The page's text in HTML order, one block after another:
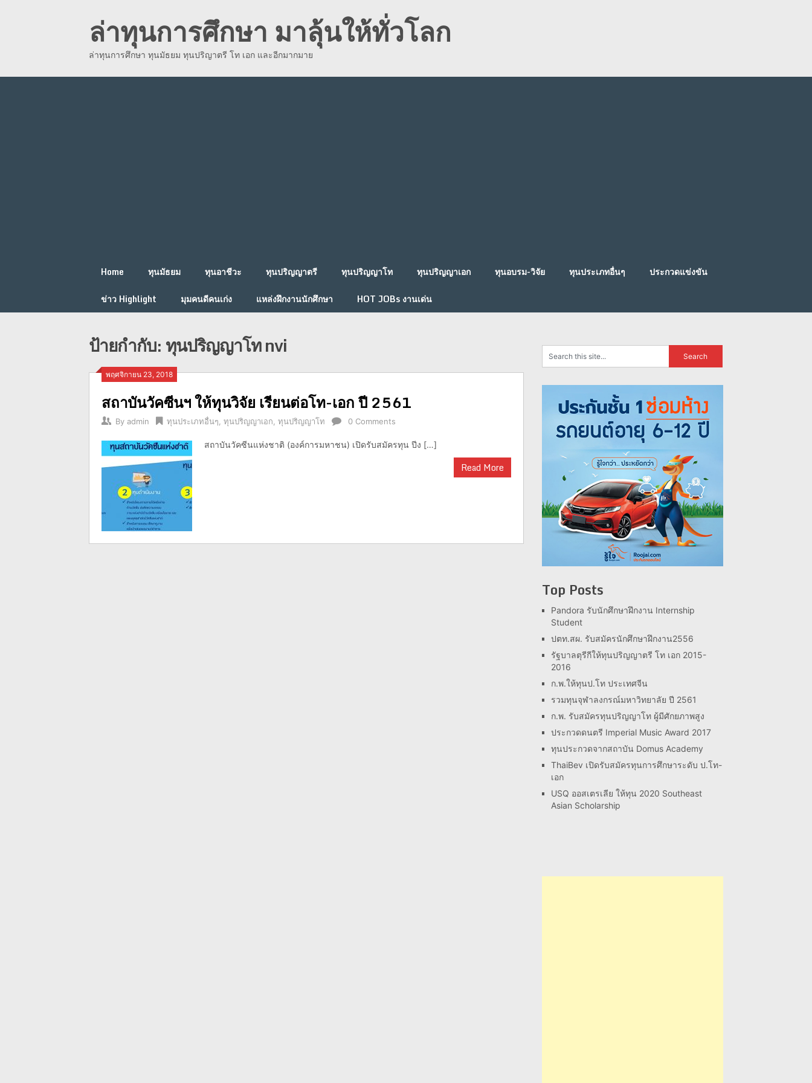
ล่าทุนการศึกษา มาลุ้นให้ทั่วโลก
ล่าทุนการศึกษา ทุนมัธยม ทุนปริญาตรี โท เอก และอีกมากมาย
Home ทุนมัธยม ทุนอาชีวะ ทุนปริญญาตรี ทุนปริญญาโท ทุนปริญญาเอก ทุนอบรม-วิจัย ทุนประเภทอื่นๆ
ประกวดแข่งขัน
ข่าว Highlight
มุมคนดีคนเก่ง แหล่งฝึกงานนักศึกษา HOT JOBs งานเด่น
ป้ายกำกับ:ทุนปริญญาโท nvi
พฤศจิกายน 23, 2018
สถาบันวัคซีนฯ ให้ทุนวิจัย เรียนต่อโท-เอก ปี 2561
By admin ทุนประเภทอื่นๆ ทุนปริญญาเอก ทุนปริญญาโท 0 Comments
สถาบันวัคซีนแห่งชาติ (องค์การมหาชน) เปิดรับสมัครทุน ปีง […]
Read More
Top Posts
Pandora รับนักศึกษาฝึกงาน Internship
Student
ปตท.สผ. รับสมัครนักศึกษาฝึกงาน2556
รัฐบาลตุรีกีให้ทุนปริญญาตรี โท เอก 2015-
2016
ก.พ.ให้ทุนป.โท ประเทศจีน
รวมทุนจุฬาลงกรณ์มหาวิทยาลัย ปี 2561
ก.พ. รับสมัครทุนปริญญาโท ผู้มีศักยภาพสูง
ประกวดดนตรี Imperial Music Award 2017
ทุนประกวดจากสถาบัน Domus Academy
ThaiBev เปิดรับสมัครทุนการศึกษาระดับ ป.โท-
เอก
USQ ออสเตรเลีย ให้ทุน 2020 Southeast
Asian Scholarship